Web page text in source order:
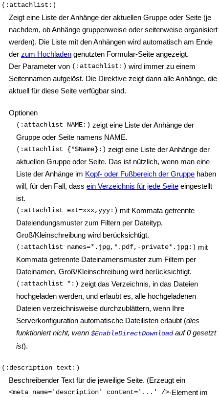
(:attachlist:)
Zeigt eine Liste der Anhänge der aktuellen Gruppe oder Seite (je
nachdem, ob Anhänge gruppenweise oder seitenweise organisiert
werden). Die Liste mit den Anhängen wird automatisch am Ende
der zum Hochladen genutzten Formular-Seite angezeigt.
Der Parameter von (:attachlist:) wird immer zu einem
Seitennamen aufgelöst. Die Direktive zeigt dann alle Anhänge, die
aktuell für diese Seite verfügbar sind.
Optionen
(:attachlist NAME:) zeigt eine Liste der Anhänge der
Gruppe oder Seite namens NAME.
(:attachlist {*$Name}:) zeigt eine Liste der Anhänge der
aktuellen Gruppe oder Seite. Das ist nützlich, wenn man eine
Liste der Anhänge im Kopf- oder Fußbereich der Gruppe haben
will, für den Fall, dass ein Verzeichnis für jede Seite eingestellt
ist.
(:attachlist ext=xxx,yyy:) mit Kommata getrennte
Dateiendungsmuster zum Filtern per Dateityp,
Groß/Kleinschreibung wird berücksichtigt.
(:attachlist names=*.jpg,*.pdf,-private*.jpg:) mit
Kommata getrennte Dateinamensmuster zum Filtern per
Dateinamen, Groß/Kleinschreibung wird berücksichtigt.
(:attachlist *:) zeigt das Verzeichnis, in das Dateien
hochgeladen werden, und erlaubt es, alle hochgeladenen
Dateien verzeichnisweise durchzublättern, wenn Ihre
Serverkonfiguration automatische Dateilisten erlaubt (dies
funktioniert nicht, wenn $EnableDirectDownloadauf 0 gesetzt
ist).
(:description text:)
Beschreibender Text für die jeweilige Seite. (Erzeugt ein
<meta name='description' content='...' />-Element im